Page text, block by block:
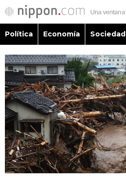
Política
Economía
Sociedad
Política Economía Sociedad